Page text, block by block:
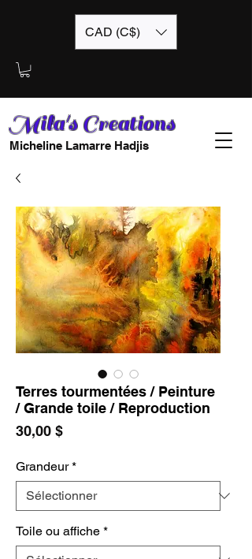
CAD (C$)
Mila's Creations
Micheline Lamarre Hadjis
Terres tourmentées / Peinture
/ Grande toile / Reproduction
30,00 $Prix
Grandeur *
Toile ou affiche *